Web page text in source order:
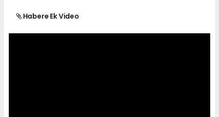
Habere Ek Video